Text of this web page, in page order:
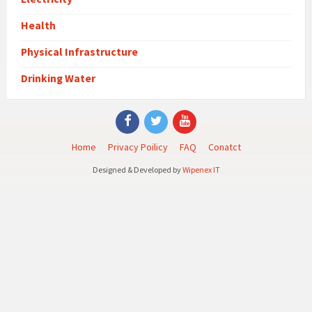
Health
Physical Infrastructure
Drinking Water
FacebookTwitterYouTube
Home Privacy Poilicy FAQ Conatct
Designed & Developed byWipenex IT